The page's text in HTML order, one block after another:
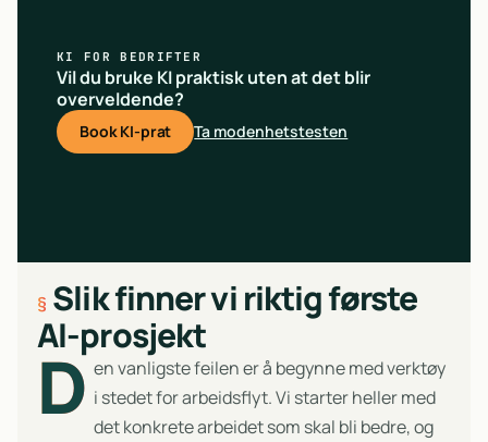
KI FOR BEDRIFTER
Vil du bruke KI praktisk uten at det blir
overveldende?
Book KI-prat Ta modenhetstesten
Slik finner vi riktig første
AI-prosjekt
D en vanligste feilen er å begynne med verktøy
i stedet for arbeidsflyt. Vi starter heller med
det konkrete arbeidet som skal bli bedre, og